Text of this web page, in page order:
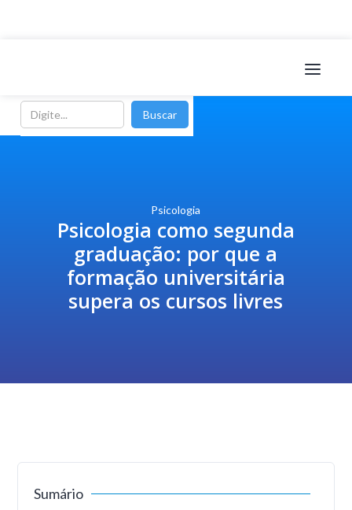
Psicologia
Psicologia como segunda
graduação: por que a
formação universitária
supera os cursos livres
Sumário